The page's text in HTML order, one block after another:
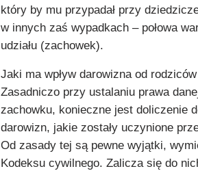
który by mu przypadał przy
w innych zaś wypadkach – połowa
udziału (zachowek).
Jaki ma wpływ darowizna od
Zasadniczo przy ustalaniu prawa
zachowku, konieczne jest doliczenie
darowizn, jakie zostały uczynione
Od zasady tej są pewne wyjątki,
Kodeksu cywilnego. Zalicza się do